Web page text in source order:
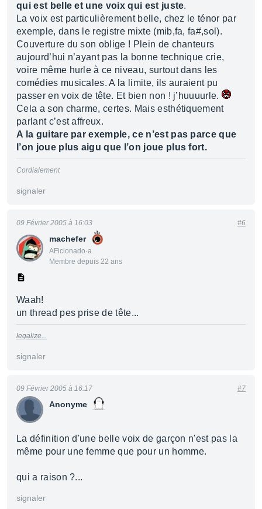
qui est belle et une voix qui est juste.
La voix est particulièrement belle, chez le ténor par
exemple, dans le registre mixte (mib,fa, fa#,sol).
Couverture du son oblige ! Plein de chanteurs
aujourd’hui n’ayant pas la bonne technique crie,
voire même hurle à ce niveau, surtout dans les
comédies musicales. A la limite, ils auraient pu
passer en voix de tête. Et bien non ! j’huuuurle.
Cela a son charme, certes. Mais esthétiquement
parlant c’est affreux.
A la guitare par exemple, ce n’est pas parce que
l’on joue plus aigu que l’on joue plus fort.
Cordialement
signaler
machefer
AFicionado·a
Membre depuis 22 ans
09 Février 2005 à 16:03 #6
Waah!
un thread pes prise de tête...
legalize...
signaler
Anonyme
09 Février 2005 à 16:17 #7
La définition d'une belle voix de garçon n'est pas la
même pour une femme que pour un homme.
qui a raison ?...
signaler